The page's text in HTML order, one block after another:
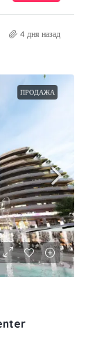
4 дня назад
ПРОДАЖА